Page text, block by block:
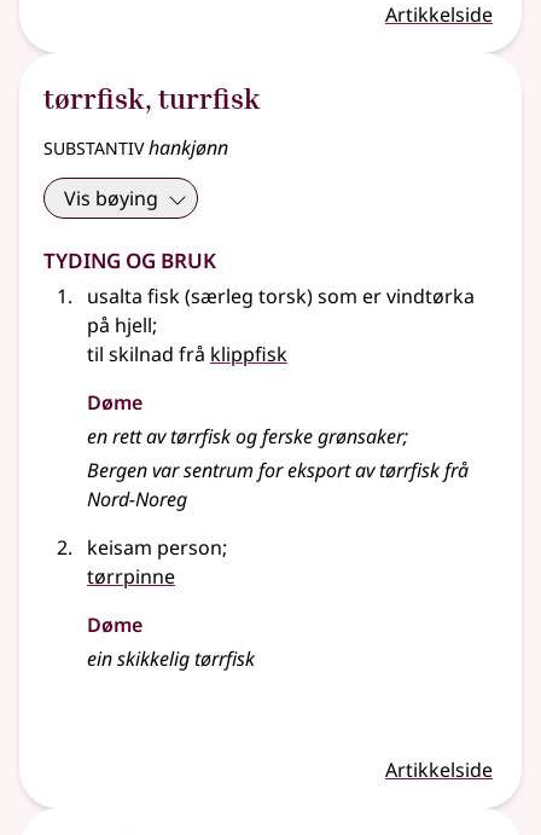
Artikkelside
tørrfisk, turrfisk
substantivhankjønn
Vis bøying
Tyding og bruk
usalta fisk (særleg torsk) som er vindtørka
på hjell;
til skilnad frå klippfisk
Døme
en rett av tørrfisk og ferske grønsaker;
Bergen var sentrum for eksport av tørrfisk frå
Nord-Noreg
keisam person;
tørrpinne
Døme
ein skikkelig tørrfisk
Artikkelside